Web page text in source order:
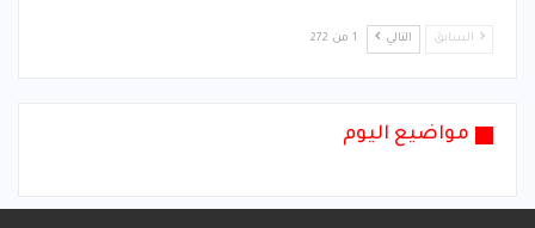
السابق التالي 1 من 272
مواضيع اليوم